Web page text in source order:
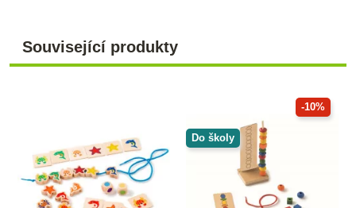
Související produkty
-10%
Do školy